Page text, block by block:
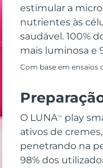
estimular a
nutrientes às
saudável. 100%
mais luminosa e
Com base em ensaios
O LUNATM
play
ativos de
penetrando na
98% dos